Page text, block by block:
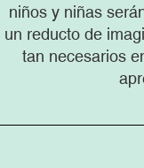
niños y niñas
un reducto de
tan necesarios